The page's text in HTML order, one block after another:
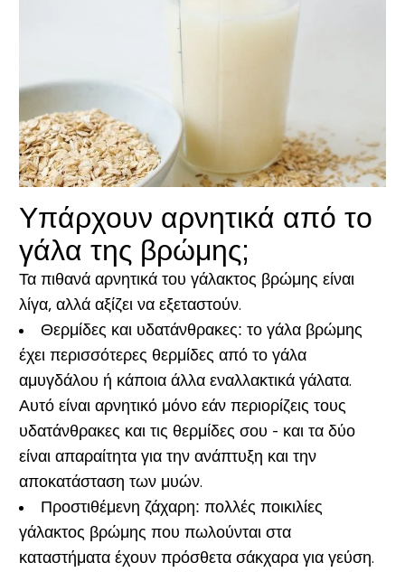
Υπάρχουν αρνητικά από το
γάλα της βρώμης;
Τα πιθανά αρνητικά του γάλακτος βρώμης είναι
λίγα, αλλά αξίζει να εξεταστούν.
Θερμίδες και υδατάνθρακες: το γάλα βρώμης
έχει περισσότερες θερμίδες από το γάλα
αμυγδάλου ή κάποια άλλα εναλλακτικά γάλατα.
Αυτό είναι αρνητικό μόνο εάν περιορίζεις τους
υδατάνθρακες και τις θερμίδες σου - και τα δύο
είναι απαραίτητα για την ανάπτυξη και την
αποκατάσταση των μυών.
Προστιθέμενη ζάχαρη: πολλές ποικιλίες
γάλακτος βρώμης που πωλούνται στα
καταστήματα έχουν πρόσθετα σάκχαρα για γεύση.